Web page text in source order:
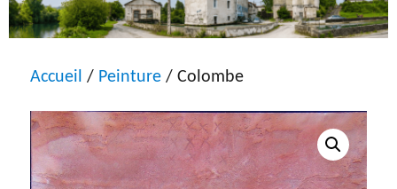
Accueil / Peinture / Colombe